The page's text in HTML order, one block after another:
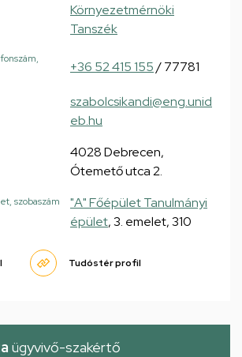
Környezetmérnöki
Tanszék
+36 52 415 155/ 77781
szabolcsikandi@eng.unid
eb.hu
4028 Debrecen,
Ótemető utca 2.
szobaszám
"A" Főépület Tanulmányi
épület, 3. emelet, 310
Tudóstér profil
ügyvivő-szakértő